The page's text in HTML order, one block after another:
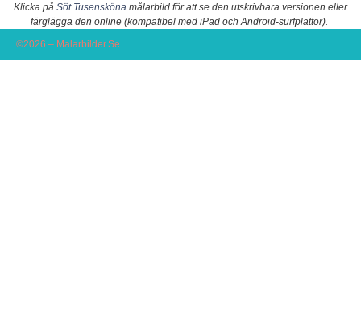
Klicka på Söt Tusensköna målarbild för att se den utskrivbara versionen eller
färglägga den online (kompatibel med iPad och Android-surfplattor).
©2026 – Malarbilder.Se